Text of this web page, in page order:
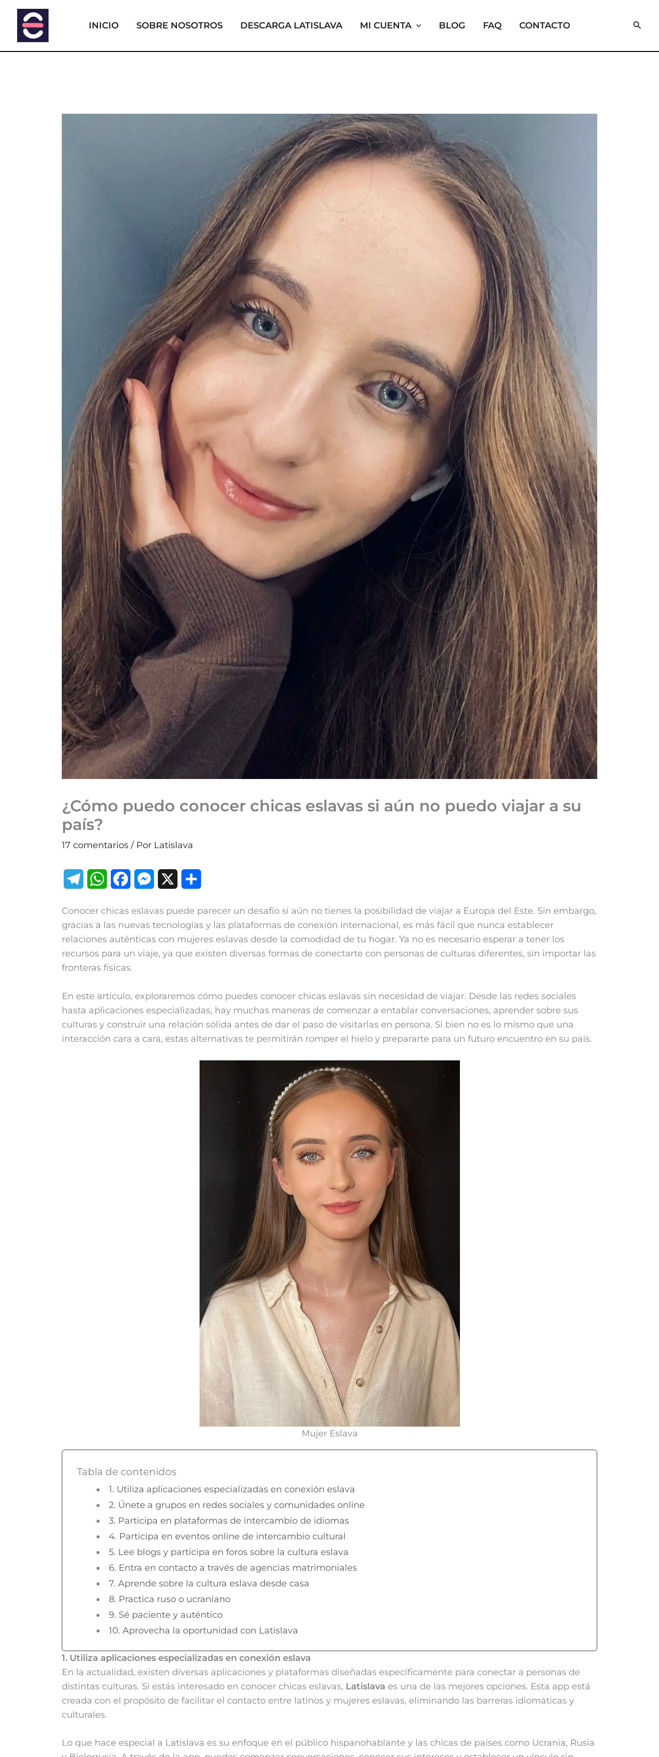
contenido
INICIO SOBRE NOSOTROS DESCARGA LATISLAVA MI CUENTA BLOG FAQ CONTACTO
¿Cómo puedo conocer chicas eslavas si aún no puedo viajar a su
país?
17 comentarios / Por Latislava
e
g
a
m
W
t
s
p
p
e
b
o
k
s
e
g
e
r
p
a
t
i
r
Conocer chicas eslavas puede parecer un desafío si aún no tienes la posibilidad de viajar a Europa del Este. Sin embargo,
gracias a las nuevas tecnologías y las plataformas de conexión internacional, es más fácil que nunca establecer
relaciones auténticas con mujeres eslavas desde la comodidad de tu hogar. Ya no es necesario esperar a tener los
recursos para un viaje, ya que existen diversas formas de conectarte con personas de culturas diferentes, sin importar las
fronteras físicas.
En este artículo, exploraremos cómo puedes conocer chicas eslavas sin necesidad de viajar. Desde las redes sociales
hasta aplicaciones especializadas, hay muchas maneras de comenzar a entablar conversaciones, aprender sobre sus
culturas y construir una relación sólida antes de dar el paso de visitarlas en persona. Si bien no es lo mismo que una
interacción cara a cara, estas alternativas te permitirán romper el hielo y prepararte para un futuro encuentro en su país.
Mujer Eslava
Tabla de contenidos
1. Utiliza aplicaciones especializadas en conexión eslava
2. Únete a grupos en redes sociales y comunidades online
3. Participa en plataformas de intercambio de idiomas
4. Participa en eventos online de intercambio cultural
5. Lee blogs y participa en foros sobre la cultura eslava
6. Entra en contacto a través de agencias matrimoniales
7. Aprende sobre la cultura eslava desde casa
8. Practica ruso o ucraniano
9. Sé paciente y auténtico
10. Aprovecha la oportunidad con Latislava
1. Utiliza aplicaciones especializadas en conexión eslava
En la actualidad, existen diversas aplicaciones y plataformas diseñadas específicamente para conectar a personas de
distintas culturas. Si estás interesado en conocer chicas eslavas, Latislava es una de las mejores opciones. Esta app está
creada con el propósito de facilitar el contacto entre latinos y mujeres eslavas, eliminando las barreras idiomáticas y
culturales.
Lo que hace especial a Latislava es su enfoque en el público hispanohablante y las chicas de países como Ucrania, Rusia